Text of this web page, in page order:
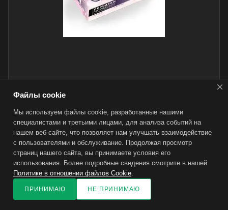
100 шт. уп./10)
Нет в наличии
Размер — L
XL
Цвет — Черный
Файлы cookie
Мы используем файлы cookie, разработанные нашими
специалистами и третьими лицами, для анализа событий на
нашем веб-сайте, что позволяет нам улучшать взаимодействие
с пользователями и обслуживание. Продолжая просмотр
страниц нашего сайта, вы принимаете условия его
использования. Более подробные сведения смотрите в нашей
Политике в отношении файлов Cookie.
ПРИНИМАЮ НЕ ПРИНИМАЮ